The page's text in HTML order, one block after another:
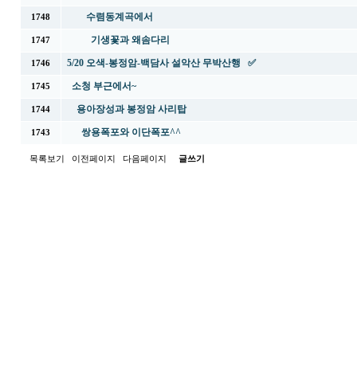
1748 수렴동계곡에서
1747 기생꽃과 왜솜다리
1746 5/20 오색-봉정암-백담사 설악산 무박산행 ✅
1745 소청 부근에서~
1744 용아장성과 봉정암 사리탑
1743 쌍용폭포와 이단폭포^^
목록보기 이전페이지 다음페이지 글쓰기